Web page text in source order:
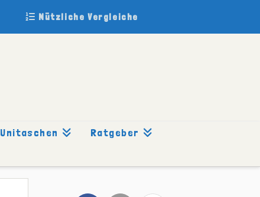
Nützliche Vergleiche
Unitaschen
Ratgeber